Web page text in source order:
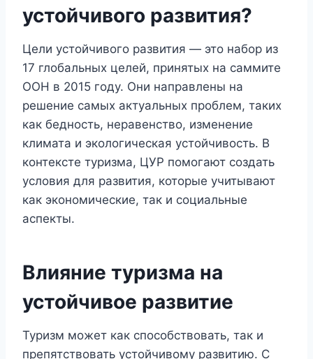
устойчивого развития?
Цели устойчивого развития — это набор из
17 глобальных целей, принятых на саммите
ООН в 2015 году. Они направлены на
решение самых актуальных проблем, таких
как бедность, неравенство, изменение
климата и экологическая устойчивость. В
контексте туризма, ЦУР помогают создать
условия для развития, которые учитывают
как экономические, так и социальные
аспекты.
Влияние туризма на
устойчивое развитие
Туризм может как способствовать, так и
препятствовать устойчивому развитию. С